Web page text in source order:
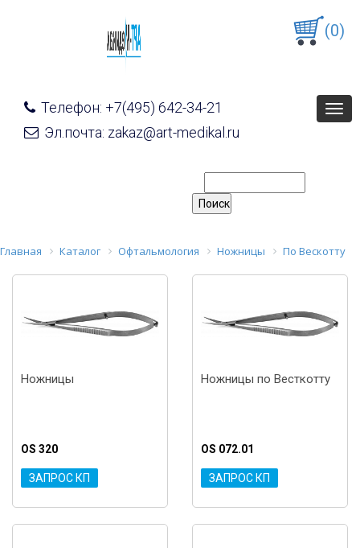
Телефон: +7(495) 642-34-21
Эл.почта: zakaz@art-medikal.ru
(0)
Главная Каталог Офтальмология Ножницы По Вескотту
Ножницы
OS 320
ЗАПРОС КП
Ножницы по Весткотту
OS 072.01
ЗАПРОС КП